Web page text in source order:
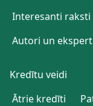
Interesanti raksti
Autori un
Kredītu veidi
Ātrie kredīti